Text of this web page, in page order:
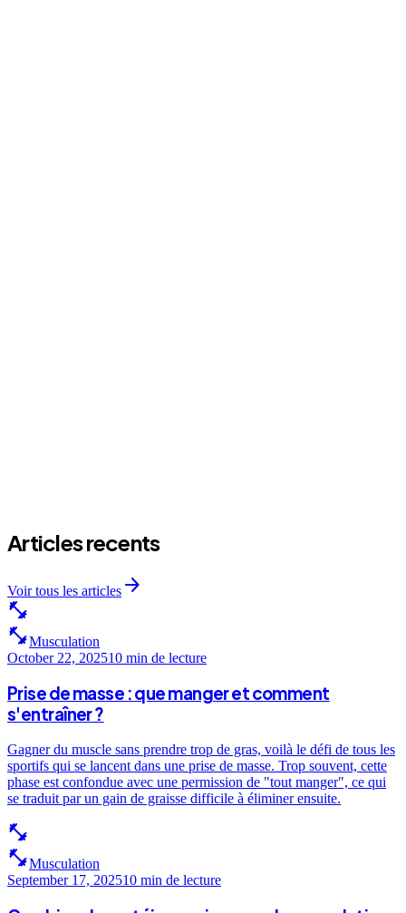
Articles recents
Voir tous les articles arrow_forward
fitness_center
fitness_centerMusculation
October 22, 202510 min de lecture
Prise de masse : que manger et comment
s'entraîner ?
Gagner du muscle sans prendre trop de gras, voilà le défi de tous les
sportifs qui se lancent dans une prise de masse. Trop souvent, cette
phase est confondue avec une permission de "tout manger", ce qui
se traduit par un gain de graisse difficile à éliminer ensuite.
fitness_center
fitness_centerMusculation
September 17, 202510 min de lecture